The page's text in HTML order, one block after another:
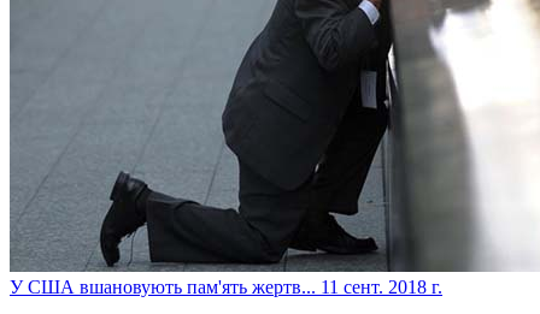
​У США вшановують пам'ять жертв... 11 сент. 2018 г.